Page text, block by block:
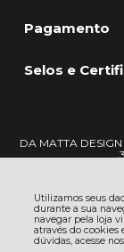
Utilizamos seus
durante a sua
navegar pela loja
através do cookies
dúvidas, acesse
Pagamento
Selos e
DA MATTA